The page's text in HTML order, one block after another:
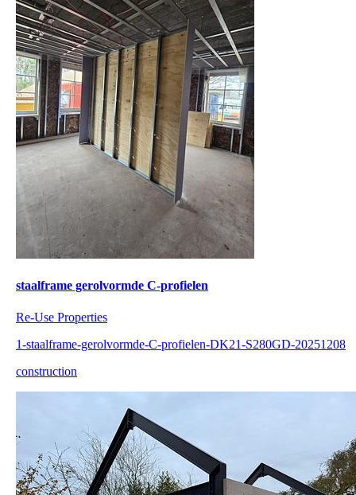
staalframe gerolvormde C-profielen
Re-Use Properties
1-staalframe-gerolvormde-C-profielen-DK21-S280GD-20251208
construction